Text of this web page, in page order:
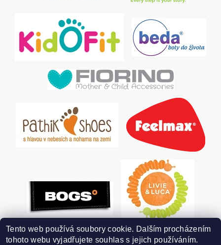
Tento web používá soubory cookie. Dalším procházením
tohoto webu vyjadřujete souhlas s jejich používáním.